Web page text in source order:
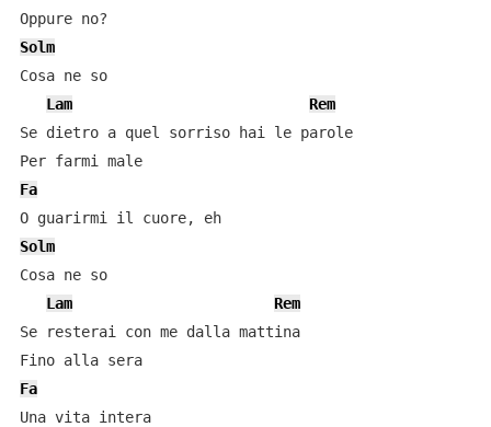
Solm
Cosa ne so
Lam
Rem
Se dietro a quel sorriso hai le parole
Per farmi male
Fa
O guarirmi il cuore, eh
Solm
Cosa ne so
Lam
Rem
Se resterai con me dalla mattina
Fino alla sera
Fa
Una vita intera